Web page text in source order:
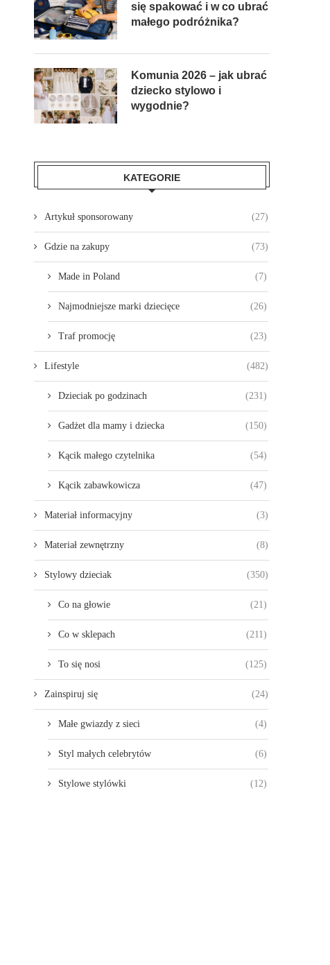
się spakować i w co ubrać
małego podróżnika?
Komunia 2026 – jak ubrać
dziecko stylowo i
wygodnie?
KATEGORIE
Artykuł sponsorowany (27)
Gdzie na zakupy (73)
Made in Poland (7)
Najmodniejsze marki dziecięce (26)
Traf promocję (23)
Lifestyle (482)
Dzieciak po godzinach (231)
Gadżet dla mamy i dziecka (150)
Kącik małego czytelnika (54)
Kącik zabawkowicza (47)
Materiał informacyjny (3)
Materiał zewnętrzny (8)
Stylowy dzieciak (350)
Co na głowie (21)
Co w sklepach (211)
To się nosi (125)
Zainspiruj się (24)
Małe gwiazdy z sieci (4)
Styl małych celebrytów (6)
Stylowe stylówki (12)